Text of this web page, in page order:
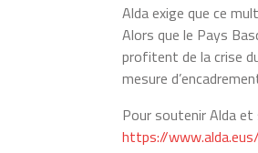
Alda exige que ce
Alors que le Pays
profitent de la crise
mesure
Pour soutenir Alda
https://